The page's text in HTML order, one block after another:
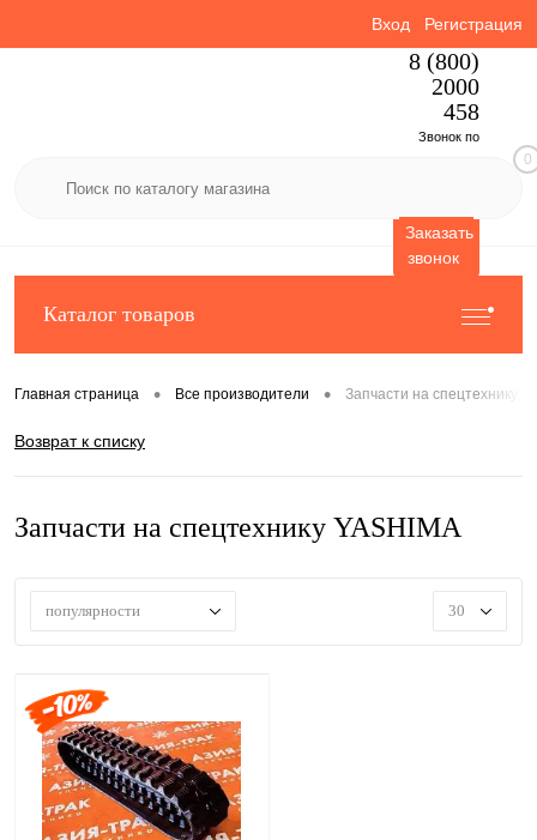
Вход Регистрация
8 (800)
2000
458
Звонок по
Заказать
звонок
0
Каталог товаров
Главная страница • Все производители • Запчасти на спецтехнику
Возврат к списку
Запчасти на спецтехнику YASHIMA
популярности 30